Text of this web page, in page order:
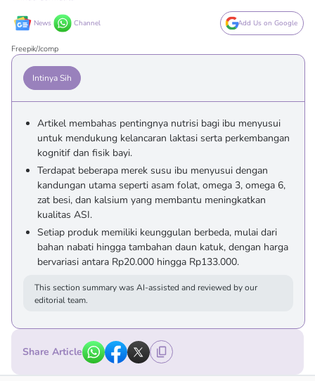
News Channel Add Us on Google
Freepik/Jcomp
Intinya Sih
Artikel membahas pentingnya nutrisi bagi ibu menyusui
untuk mendukung kelancaran laktasi serta perkembangan
kognitif dan fisik bayi.
Terdapat beberapa merek susu ibu menyusui dengan
kandungan utama seperti asam folat, omega 3, omega 6,
zat besi, dan kalsium yang membantu meningkatkan
kualitas ASI.
Setiap produk memiliki keunggulan berbeda, mulai dari
bahan nabati hingga tambahan daun katuk, dengan harga
bervariasi antara Rp20.000 hingga Rp133.000.
This section summary was AI-assisted and reviewed by our
editorial team.
Share Article